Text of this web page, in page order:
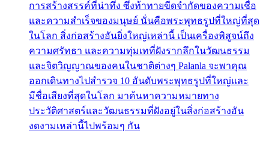
การสร้างสรรค์ที่น่าทึ่ง ซึ่งท้าทายขีดจำกัดของความเชื่อ
และความสำเร็จของมนุษย์ นั่นคือพระพุทธรูปที่ใหญ่ที่สุด
ในโลก สิ่งก่อสร้างอันยิ่งใหญ่เหล่านี้ เป็นเครื่องพิสูจน์ถึง
ความศรัทธา และความทุ่มเทที่ฝังรากลึกในวัฒนธรรม
และจิตวิญญาณของคนในชาติต่างๆ Palanla จะพาคุณ
ออกเดินทางไปสำรวจ 10 อันดับพระพุทธรูปที่ใหญ่และ
มีชื่อเสียงที่สุดในโลก มาค้นหาความหมายทาง
ประวัติศาสตร์และวัฒนธรรมที่ฝังอยู่ในสิ่งก่อสร้างอัน
งดงามเหล่านี้ไปพร้อมๆ กัน